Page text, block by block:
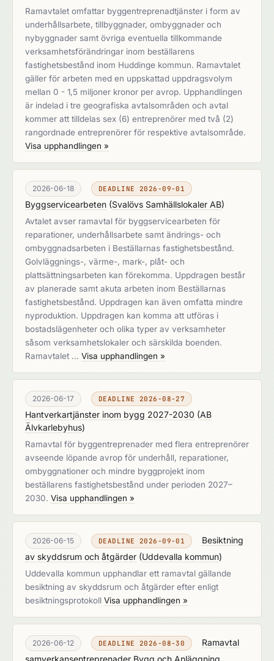
Ramavtalet omfattar byggentreprenadtjänster i form av
underhållsarbete, tillbyggnader, ombyggnader och
nybyggnader samt övriga eventuella tillkommande
verksamhetsförändringar inom beställarens
fastighetsbestånd inom Huddinge kommun. Ramavtalet
gäller för arbeten med en uppskattad uppdragsvolym
mellan 0 - 1,5 miljoner kronor per avrop. Upphandlingen
är indelad i tre geografiska avtalsområden och avtal
kommer att tilldelas sex (6) entreprenörer med två (2)
rangordnade entreprenörer för respektive avtalsområde.
Visa upphandlingen »
2026-06-18 DEADLINE 2026-09-01
Byggservicearbeten (Svalövs Samhällslokaler AB)
Avtalet avser ramavtal för byggservicearbeten för
reparationer, underhållsarbete samt ändrings- och
ombyggnadsarbeten i Beställarnas fastighetsbestånd.
Golvläggnings-, värme-, mark-, plåt- och
plattsättningsarbeten kan förekomma. Uppdragen består
av planerade samt akuta arbeten inom Beställarnas
fastighetsbestånd. Uppdragen kan även omfatta mindre
nyproduktion. Uppdragen kan komma att utföras i
bostadslägenheter och olika typer av verksamheter
såsom verksamhetslokaler och särskilda boenden.
Ramavtalet … Visa upphandlingen »
2026-06-17 DEADLINE 2026-08-27
Hantverkartjänster inom bygg 2027-2030 (AB
Älvkarlebyhus)
Ramavtal för byggentreprenader med flera entreprenörer
avseende löpande avrop för underhåll, reparationer,
ombyggnationer och mindre byggprojekt inom
beställarens fastighetsbestånd under perioden 2027–
2030. Visa upphandlingen »
2026-06-15 DEADLINE 2026-09-01
Besiktning
av skyddsrum och åtgärder (Uddevalla kommun)
Uddevalla kommun upphandlar ett ramavtal gällande
besiktning av skyddsrum och åtgärder efter enligt
besiktningsprotokoll Visa upphandlingen »
2026-06-12 DEADLINE 2026-08-30
Ramavtal
samverkansentreprenader Bygg och Anläggning